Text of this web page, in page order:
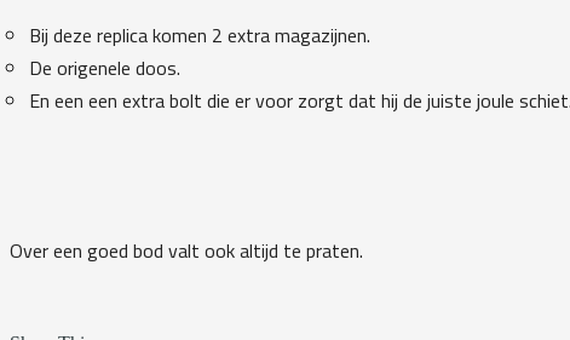
Bij deze replica komen 2 extra magazijnen.
De origenele doos.
En een een extra bolt die er voor zorgt dat hij de juiste joule schiet.
Over een goed bod valt ook altijd te praten.